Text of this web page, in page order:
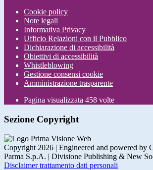
Cookie policy
Note legali
Informativa Privacy
Ufficio Relazioni con il Pubblico
Dichiarazione di accessibilità
Obiettivi di accessibilità
Whistleblowing
Gestione consensi cookie
Amministrazione trasparente
Pagina visualizzata 458 volte
Sezione Copyright
Copyright 2026 | Engineered and powered by
Parma S.p.A. | Divisione Publishing & New
Disclaimer trattamento dati personali